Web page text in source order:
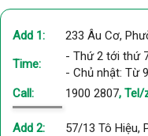
Add 1: 233 Âu Cơ,
Time:
- Thứ 2 tới thứ
- Chủ nhật: Từ
Call:
1900 2807, Tel/
Add 2:
57/13 Tô Hiệu,